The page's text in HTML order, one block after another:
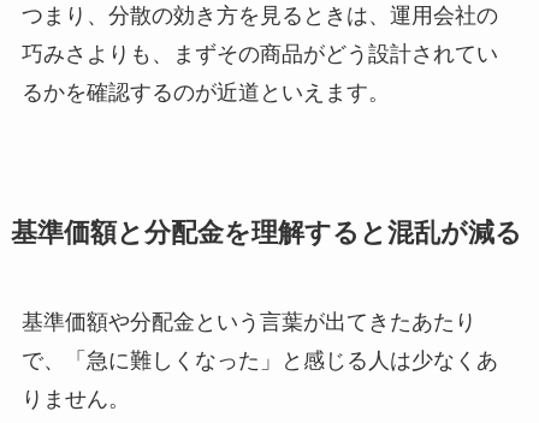
つまり、分散の効き方を見るときは、運用会社の
巧みさよりも、まずその商品がどう設計されてい
るかを確認するのが近道といえます。
基準価額と分配金を理解すると混乱が減る
基準価額や分配金という言葉が出てきたあたり
で、「急に難しくなった」と感じる人は少なくあ
りません。